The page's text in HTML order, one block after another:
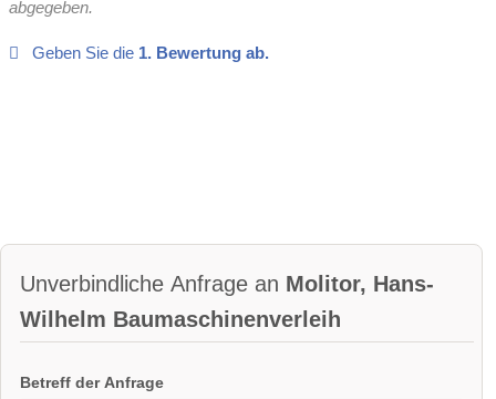
abgegeben.
Geben Sie die 1. Bewertung ab.
Unverbindliche Anfrage an Molitor, Hans-
Wilhelm Baumaschinenverleih
Betreff der Anfrage